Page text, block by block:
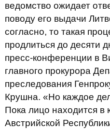
ведомство ожидает
поводу его выдачи
согласно, то такая
продлиться до десяти
пресс-конференции в
главного прокурора
преследования
Крушна. «Но каждое
Пока лицо находится в
Австрийской